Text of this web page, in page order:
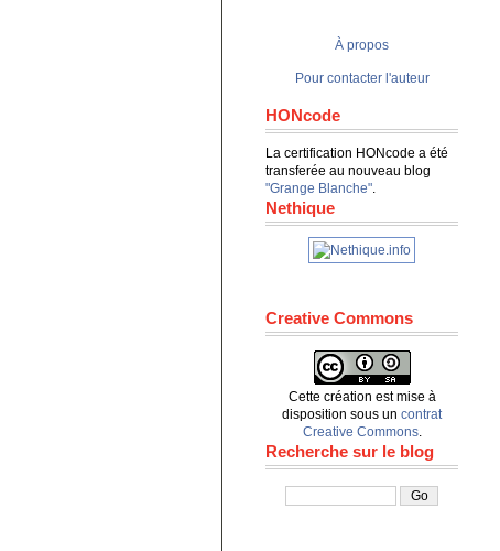
À propos
Pour contacter l'auteur
HONcode
La certification HONcode a été
transferée au nouveau blog
"Grange Blanche".
Nethique
Creative Commons
Cette création est mise à
disposition sous un contrat
Creative Commons.
Recherche sur le blog